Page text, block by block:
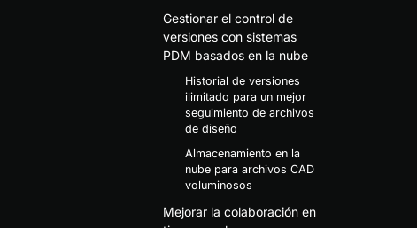
Gestionar el control de
versiones con sistemas
PDM basados en la nube
Historial de versiones
ilimitado para un mejor
seguimiento de archivos
de diseño
Almacenamiento en la
nube para archivos CAD
voluminosos
Mejorar la colaboración en